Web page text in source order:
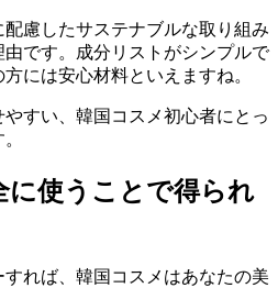
慮したサステナブルな取り組み
です。成分リストがシンプルで
には安心材料といえますね。
すい、韓国コスメ初心者にとっ
に使うことで得られ
れば、韓国コスメはあなたの美